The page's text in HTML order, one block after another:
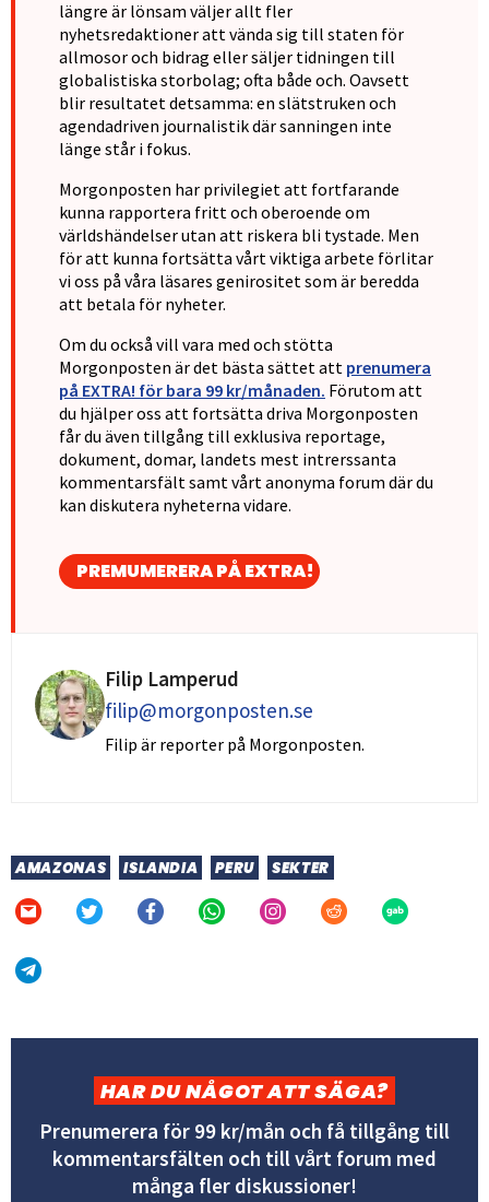
längre är lönsam väljer allt fler
nyhetsredaktioner att vända sig till staten för
allmosor och bidrag eller säljer tidningen till
globalistiska storbolag; ofta både och. Oavsett
blir resultatet detsamma: en slätstruken och
agendadriven journalistik där sanningen inte
länge står i fokus.
Morgonposten har privilegiet att fortfarande
kunna rapportera fritt och oberoende om
världshändelser utan att riskera bli tystade. Men
för att kunna fortsätta vårt viktiga arbete förlitar
vi oss på våra läsares genirositet som är beredda
att betala för nyheter.
Om du också vill vara med och stötta
Morgonposten är det bästa sättet att prenumera
på EXTRA! för bara 99 kr/månaden. Förutom att
du hjälper oss att fortsätta driva Morgonposten
får du även tillgång till exklusiva reportage,
dokument, domar, landets mest intrerssanta
kommentarsfält samt vårt anonyma forum där du
kan diskutera nyheterna vidare.
PREMUMERERA PÅ EXTRA!
Filip Lamperud
filip@morgonposten.se
Filip är reporter på Morgonposten.
AMAZONAS ISLANDIA PERU SEKTER
HAR DU NÅGOT ATT SÄGA?
Prenumerera för 99 kr/mån och få tillgång till
kommentarsfälten och till vårt forum med
många fler diskussioner!